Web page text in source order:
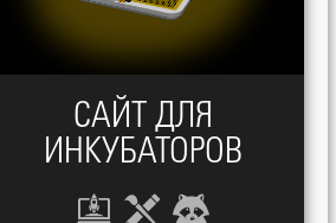
САЙТ ДЛЯ
ИНКУБАТОРОВ